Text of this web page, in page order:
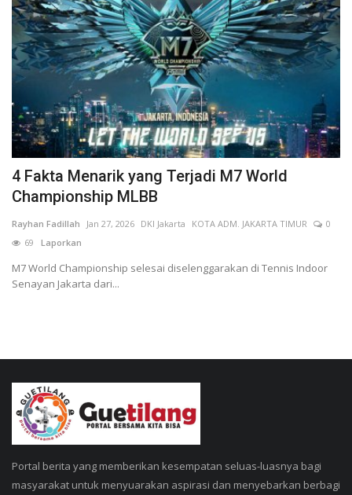
4 Fakta Menarik yang Terjadi M7 World
Championship MLBB
Rayhan Fadillah Jan 27, 2026 DKI Jakarta KOTA ADM. JAKARTA TIMUR
0
69 Laporkan
M7 World Championship selesai diselenggarakan di Tennis Indoor
Senayan Jakarta dari...
Portal berita yang memberikan kesempatan seluas-luasnya bagi
masyarakat untuk menyuarakan aspirasi dan menyebarkan berbagi